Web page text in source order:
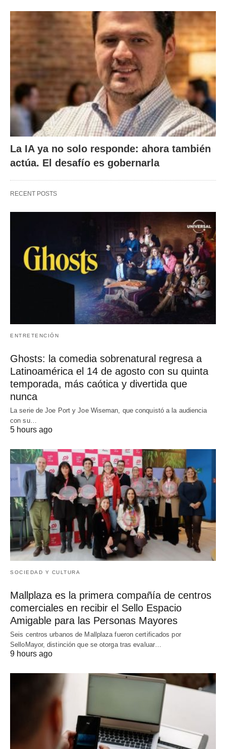
La IA ya no solo responde: ahora también
actúa. El desafío es gobernarla
RECENT POSTS
ENTRETENCIÓN
Ghosts: la comedia sobrenatural regresa a
Latinoamérica el 14 de agosto con su quinta
temporada, más caótica y divertida que
nunca
La serie de Joe Port y Joe Wiseman, que conquistó a la audiencia
con su…
5 hours ago
SOCIEDAD Y CULTURA
Mallplaza es la primera compañía de centros
comerciales en recibir el Sello Espacio
Amigable para las Personas Mayores
Seis centros urbanos de Mallplaza fueron certificados por
SelloMayor, distinción que se otorga tras evaluar…
9 hours ago